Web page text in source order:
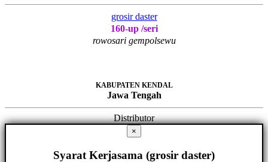
grosir daster
160-up /seri
rowosari gempolsewu
KABUPATEN KENDAL
Jawa Tengah
Distributor
×
Syarat Kerjasama (grosir daster)